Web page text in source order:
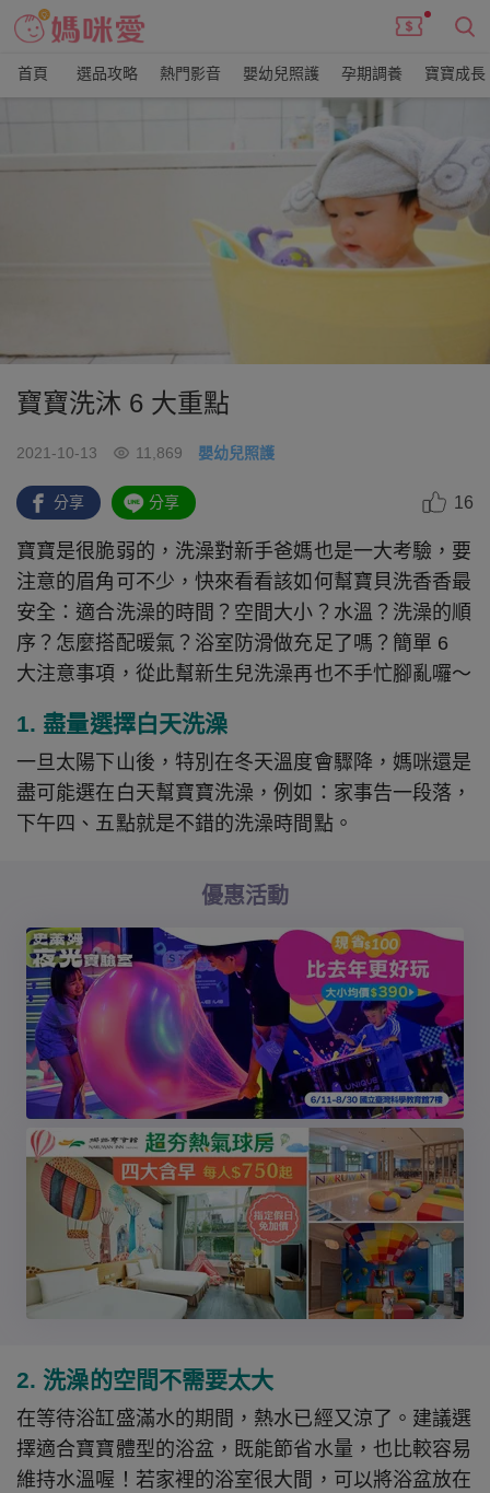
首頁 選品攻略 熱門影音 嬰幼兒照護 孕期調養 寶寶成長
寶寶洗沐 6 大重點
2021-10-13 11,869 嬰幼兒照護
分享 分享 16
寶寶是很脆弱的，洗澡對新手爸媽也是一大考驗，要
注意的眉角可不少，快來看看該如何幫寶貝洗香香最
安全：適合洗澡的時間？空間大小？水溫？洗澡的順
序？怎麼搭配暖氣？浴室防滑做充足了嗎？簡單 6
大注意事項，從此幫新生兒洗澡再也不手忙腳亂囉～
1. 盡量選擇白天洗澡
一旦太陽下山後，特別在冬天溫度會驟降，媽咪還是
盡可能選在白天幫寶寶洗澡，例如：家事告一段落，
下午四、五點就是不錯的洗澡時間點。
優惠活動
2. 洗澡的空間不需要太大
在等待浴缸盛滿水的期間，熱水已經又涼了。建議選
擇適合寶寶體型的浴盆，既能節省水量，也比較容易
維持水溫喔！若家裡的浴室很大間，可以將浴盆放在